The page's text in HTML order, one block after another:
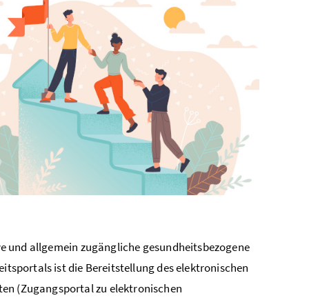
allgemein zugängliche gesundheitsbezogene
ist die Bereitstellung des elektronischen
(Zugangsportal zu elektronischen